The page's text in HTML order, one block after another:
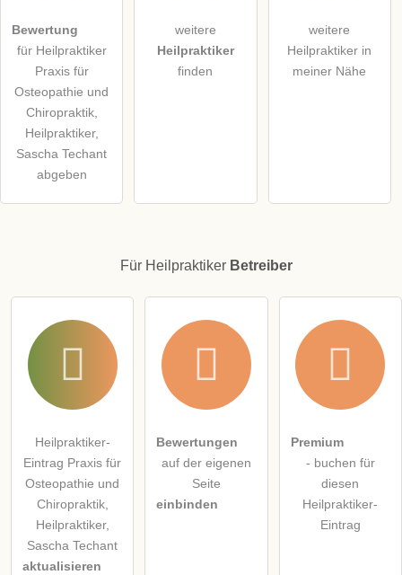
Hinweis:Bitte beachten Sie, öffentliche Fragen sindfür alle
Besucher sichtbar
Heilpraktiker-Eintrag zu stellen
Bewertung
für Heilpraktiker
Praxis für
Osteopathie und
Chiropraktik,
Heilpraktiker,
Sascha Techant
abgeben
weitere
Heilpraktiker
finden
weitere
Heilpraktiker in
meiner Nähe
Für Heilpraktiker Betreiber
Heilpraktiker-
Eintrag Praxis für
Osteopathie und
Chiropraktik,
Heilpraktiker,
Sascha Techant
aktualisieren
Bewertungen
auf der eigenen
Seite
einbinden
Premium
- buchen für
diesen
Heilpraktiker-
Eintrag